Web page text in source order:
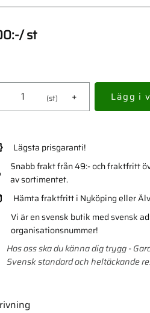
Lägg till i favoriter
:-/st
st +
Lägsta prisgaranti!
Snabb frakt från 49:- och fraktfritt
av sortimentet.
Hämta fraktfritt i Nyköping eller
Vi är en svensk butik med svensk
organisationsnummer!
Hos oss ska du känna dig trygg -
Svensk standard och heltäckande